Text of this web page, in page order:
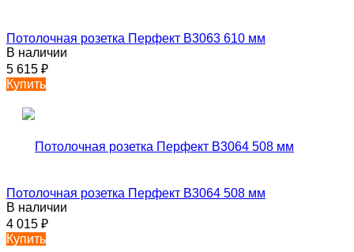
Потолочная розетка Перфект B3063 610 мм
В наличии
5 615 ₽
Купить
Потолочная розетка Перфект B3064 508 мм
В наличии
4 015 ₽
Купить